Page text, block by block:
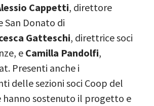
Cappetti, direttore
San Donato di
Gatteschi, direttrice soci
e Camilla Pandolfi,
Presenti anche i
delle sezioni soci Coop del
sostenuto il progetto e